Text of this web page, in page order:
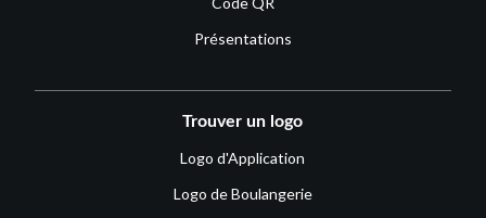
Présentations
Trouver un logo
Logo d'Application
Logo de Boulangerie